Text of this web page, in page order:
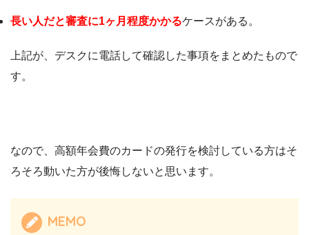
長い人だと審査に1ヶ月程度かかるケースがある。
上記が、デスクに電話して確認した事項をまとめたもので
す。
なので、高額年会費のカードの発行を検討している方はそ
ろそろ動いた方が後悔しないと思います。
MEMO